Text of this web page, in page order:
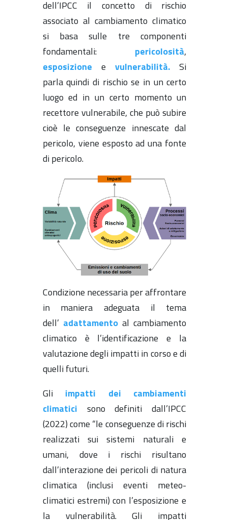
dell’IPCC il concetto di rischio
associato al cambiamento climatico
si basa sulle tre componenti
fondamentali: pericolosità,
esposizione evulnerabilità. Si
parla quindi di rischio se in un certo
luogo ed in un certo momento un
recettore vulnerabile, che può subire
cioè le conseguenze innescate dal
pericolo, viene esposto ad una fonte
di pericolo.
Condizione necessaria per affrontare
in maniera adeguata il tema
dell’ adattamento al cambiamento
climatico è l’identificazione e la
valutazione degli impatti in corso e di
quelli futuri.
Gli impatti dei cambiamenti
climatici
sono definiti dall’IPCC
(2022) come “le conseguenze di rischi
realizzati sui sistemi naturali e
umani, dove i rischi risultano
dall’interazione dei pericoli di natura
climatica (inclusi eventi meteo-
climatici estremi) con l’esposizione e
la vulnerabilità. Gli impatti